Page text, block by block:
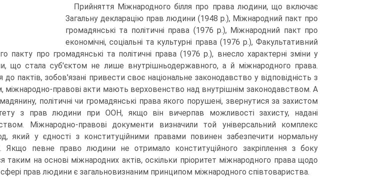
Прийняття Міжнародного білля про права людини, що включає
Загальну декларацію прав людини (1948 p.), Міжнародний пакт про
громадянські та політичні права (1976 p.), Міжнародний пакт про
економічні, соціальні та культурні права (1976 p.), Факультативний
пакту про громадянські та політичні права (1976 p.), внесло характерні зміни у
що стала суб'єктом не лише внутрішньодержавного, а й міжнародного права.
пактів, зобов'язані привести своє національне законодавство у відповідність з
міжнародно-правові акти мають верховенство над внутрішнім законодавством. А
політичні чи громадянські права якого порушені, звернутися за захистом
з прав людини при ООН, якщо він вичерпав можливості захисту, надані
Міжнародно-правові документи визначили той універсальний комплекс
який у єдності з конституційними правами повинен забезпечити нормальну
Якщо певне право людини не отримало конституційного закріплення з боку
на основі міжнародних актів, оскільки пріоритет міжнародного права щодо
прав людини є загальновизнаним принципом міжнародного співтовариства.